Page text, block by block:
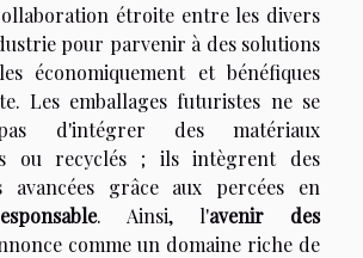
étroite entre les divers
pour parvenir à des solutions
économiquement et bénéfiques
Les emballages futuristes ne se
d'intégrer des matériaux
ou recyclés ; ils intègrent des
avancées grâce aux percées en
. Ainsi, l'avenir des
comme un domaine riche de